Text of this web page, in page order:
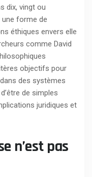
dix, vingt ou
une forme de
éthiques envers elle
comme David
objectifs pour
des systèmes
de simples
juridiques et
n’est pas